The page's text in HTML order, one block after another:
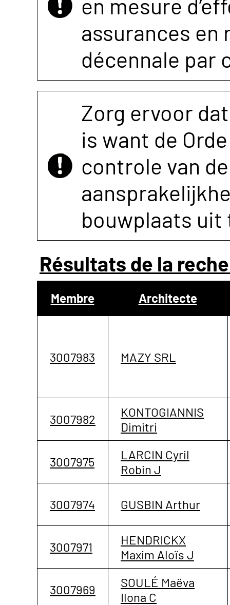
en mesure
assurances
décennale par
Zorg ervoor
is want de
controle van
bouwplaats uit
Résultats de la
Membre Architecte
3007983 MAZY SRL
3007982
KONTOGIANNIS
Dimitri
3007975
LARCIN Cyril
Robin J
3007974 GUSBIN Arthur
3007971
HENDRICKX
Maxim Aloïs J
3007969
SOULÉ Maëva
Ilona C